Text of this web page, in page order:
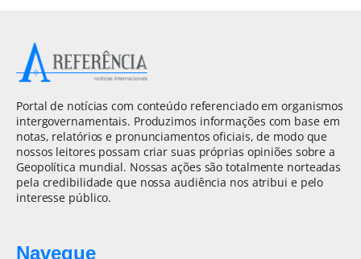
Portal de notícias com conteúdo referenciado em organismos
intergovernamentais. Produzimos informações com base em
notas, relatórios e pronunciamentos oficiais, de modo que
nossos leitores possam criar suas próprias opiniões sobre a
Geopolítica mundial. Nossas ações são totalmente norteadas
pela credibilidade que nossa audiência nos atribui e pelo
interesse público.
Navegue